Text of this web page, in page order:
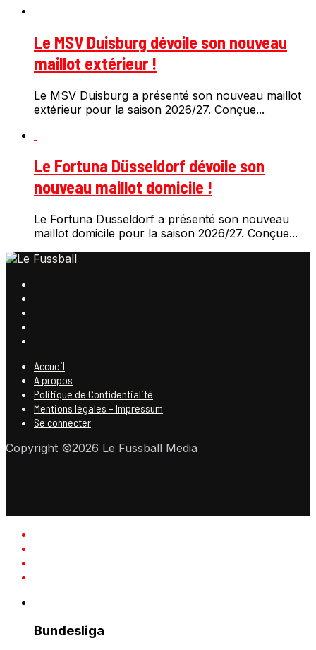
Le MSV Duisburg dévoile son nouveau
maillot extérieur !
Le MSV Duisburg a présenté son nouveau maillot
extérieur pour la saison 2026/27. Conçue...
Le Fortuna Düsseldorf dévoile son
nouveau maillot domicile !
Le Fortuna Düsseldorf a présenté son nouveau
maillot domicile pour la saison 2026/27. Conçue...
Accueil
A propos
Politique de Confidentialité
Mentions légales – Impressum
Se connecter
Copyright ©2026 Le Fussball Media
Bundesliga